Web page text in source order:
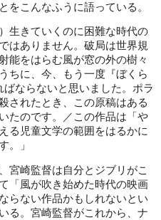
をこんなふうに語っている。
生きていくのに困難な時代の
はありません。破局は世界規
能をはらむ風が窓の外の樹々
ちに、今、もう一度『ぼくら
ならないと思いました。ポラ
されたとき、この原稿はある
たのです。／この作品は「や
る児童文学の範囲をはるかに
。」
宮崎監督は自分とジブリがこ
「風が吹き始めた時代の映画
らない作品かもしれないとい
る。宮崎監督がこれから、ナ